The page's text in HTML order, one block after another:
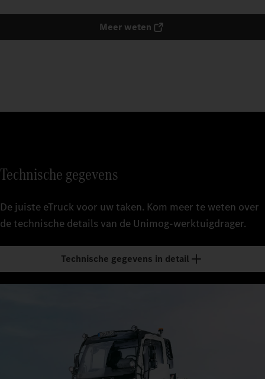
Meer weten
Technische gegevens
De juiste eTruck voor uw taken. Kom meer te weten over
de technische details van de Unimog-werktuigdrager.
Technische gegevens in detail